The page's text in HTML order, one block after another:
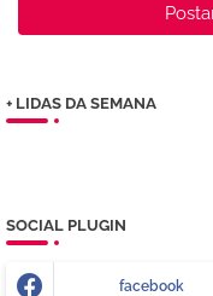
+ LIDAS DA SEMANA
SOCIAL PLUGIN
facebook